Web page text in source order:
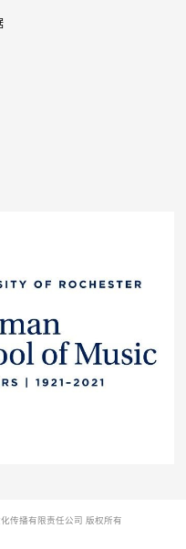
传播有限责任公司 版权所有